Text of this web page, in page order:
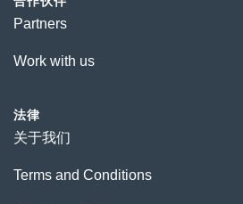
Partners
Work with us
法律
关于我们
Terms and Conditions